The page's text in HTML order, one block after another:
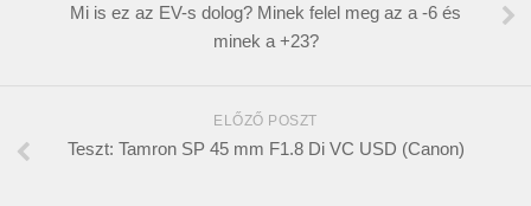
Mi is ez az EV-s dolog? Minek felel meg az a -6 és
minek a +23?
ELŐZŐ POSZT
Teszt: Tamron SP 45 mm F1.8 Di VC USD (Canon)